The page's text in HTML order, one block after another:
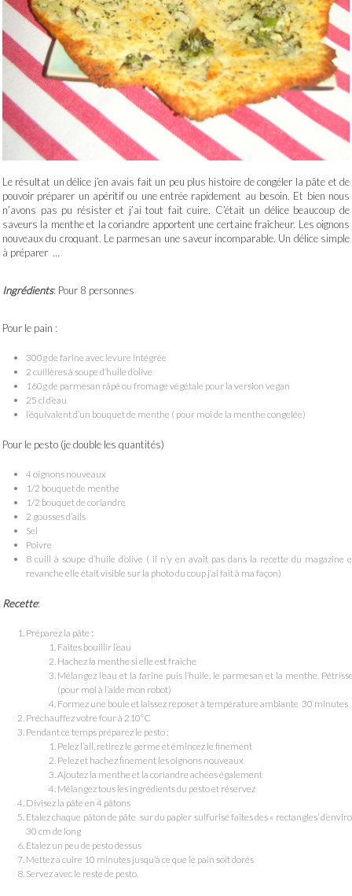
Le résultat un délice j’en avais fait un peu plus histoire de congéler la pâte et de
pouvoir préparer un apéritif ou une entrée rapidement au besoin. Et bien nous
n’avons pas pu résister et j’ai tout fait cuire. C’était un délice beaucoup de
saveurs la menthe et la coriandre apportent une certaine fraîcheur. Les oignons
nouveaux du croquant. Le parmesan une saveur incomparable. Un délice simple
à préparer …
Ingrédients: Pour 8 personnes
Pour le pain :
300g de farine avec levure intégrée
2 cuillères à soupe d’huile d’olive
160g de parmesan râpé ou fromage végétale pour la version vegan
25 cl d’eau
l’équivalent d’un bouquet de menthe ( pour moi de la menthe congelée)
Pour le pesto (je double les quantités)
4 oignons nouveaux
1/2 bouquet de menthe
1/2 bouquet de coriandre
2 gousses d’ails
Sel
Poivre
8 cuill à soupe d’huile d’olive ( il n’y en avait pas dans la recette du magazine
revanche elle était visible sur la photo du coup j’ai fait à ma façon)
Recette:
Préparez la pâte :
Faites bouillir l’eau
Hachez la menthe si elle est fraîche
Mélangez l’eau et la farine puis l’huile, le parmesan et la menthe.
(pour moi à l’aide mon robot)
Formez une boule et laissez reposer à température ambiante 30 minutes
Préchauffez votre four à 210°C
Pendant ce temps préparez le pesto :
Pelez l’ail, retirez le germe et émincez le finement
Pelez et hachez finement les oignons nouveaux
Ajoutez la menthe et la coriandre achées également
Mélangez tous les ingrédients du pesto et réservez
Divisez la pâte en 4 pâtons
Etalez chaque pâton de pâte sur du papier sulfurisé faites des « rectangles’
30 cm de long
Etalez un peu de pesto dessus
Mettez à cuire 10 minutes jusqu’à ce que le pain soit dorés
Servez avec le reste de pesto.